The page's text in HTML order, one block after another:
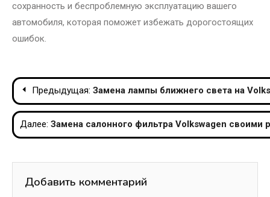
сохранность и беспроблемную эксплуатацию вашего
автомобиля, которая поможет избежать дорогостоящих
ошибок.
Навигация
по
записям
Предыдущая: Замена лампы ближнего света на
Далее: Замена салонного фильтра Volkswagen своими
Добавить комментарий